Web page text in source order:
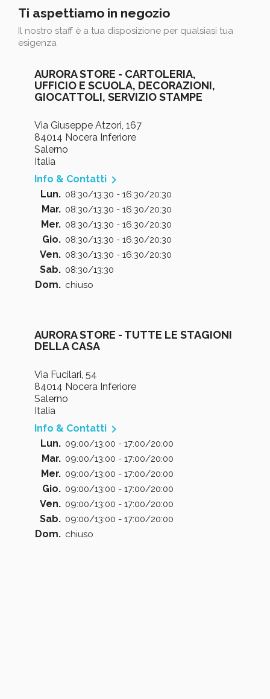
Ti aspettiamo in negozio
Il nostro staff è a tua disposizione per qualsiasi tua
esigenza
AURORA STORE - CARTOLERIA,
UFFICIO E SCUOLA, DECORAZIONI,
GIOCATTOLI, SERVIZIO STAMPE
Via Giuseppe Atzori, 167
84014 Nocera Inferiore
Salerno
Italia
Info & Contatti 
Lun. 08:30/13:30 - 16:30/20:30
Mar. 08:30/13:30 - 16:30/20:30
Mer. 08:30/13:30 - 16:30/20:30
Gio. 08:30/13:30 - 16:30/20:30
Ven. 08:30/13:30 - 16:30/20:30
Sab. 08:30/13:30
Dom. chiuso
AURORA STORE - TUTTE LE STAGIONI
DELLA CASA
Via Fucilari, 54
84014 Nocera Inferiore
Salerno
Italia
Info & Contatti 
Lun. 09:00/13:00 - 17:00/20:00
Mar. 09:00/13:00 - 17:00/20:00
Mer. 09:00/13:00 - 17:00/20:00
Gio. 09:00/13:00 - 17:00/20:00
Ven. 09:00/13:00 - 17:00/20:00
Sab. 09:00/13:00 - 17:00/20:00
Dom. chiuso